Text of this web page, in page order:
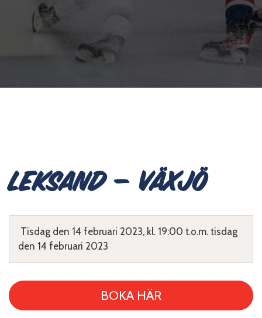
Leksand – Växjö
Tisdag den 14 februari 2023, kl. 19:00 t.o.m. tisdag
den 14 februari 2023
BOKA HÄR